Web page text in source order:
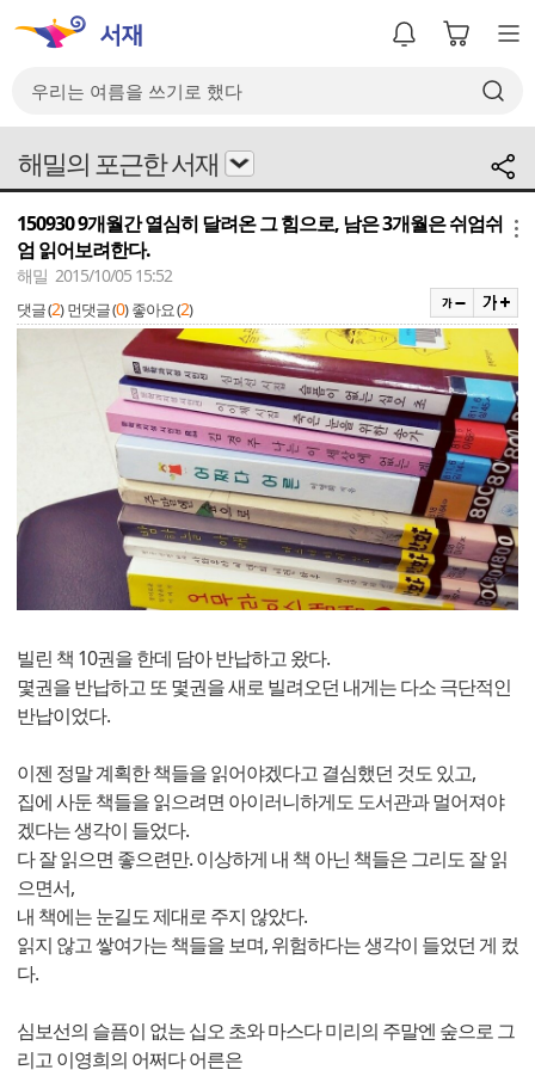
해밀의 포근한 서재
150930 9개월간 열심히 달려온 그 힘으로, 남은 3개월은 쉬엄쉬
엄 읽어보려한다.
해밀 2015/10/05 15:52
댓글 (2) 먼댓글 (0) 좋아요 (2)
빌린 책 10권을 한데 담아 반납하고 왔다.
몇권을 반납하고 또 몇권을 새로 빌려오던 내게는 다소 극단적인
반납이었다.
이젠 정말 계획한 책들을 읽어야겠다고 결심했던 것도 있고,
집에 사둔 책들을 읽으려면 아이러니하게도 도서관과 멀어져야
겠다는 생각이 들었다.
다 잘 읽으면 좋으련만. 이상하게 내 책 아닌 책들은 그리도 잘 읽
으면서,
내 책에는 눈길도 제대로 주지 않았다.
읽지 않고 쌓여가는 책들을 보며, 위험하다는 생각이 들었던 게 컸
다.
심보선의 슬픔이 없는 십오 초와 마스다 미리의 주말엔 숲으로 그
리고 이영희의 어쩌다 어른은